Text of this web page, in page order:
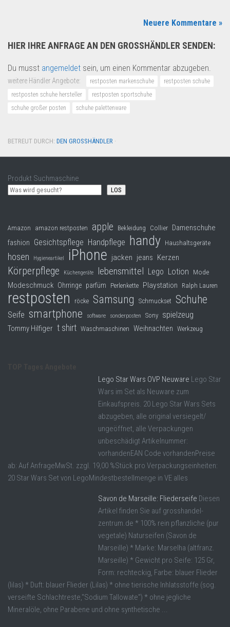
Neuere Kommentare »
HIER IHRE ANFRAGE AN DEN GROSSHÄNDLER SENDEN:
Du musst angemeldet sein, um einen Kommentar abzugeben.
weitere Händler Angebote: restposten markenschuhe
restposten schuhe
restposten schuhe hersteller
restposten sportschuhe
schuhe großer posten
schuhe palettenware
BETREUT DURCH: DEN GROSSHÄNDLER ·
Produkt Suchmaschine
LOS
Amazon amazon restposten apple Bekleidung Collier Damenschuhe
fashion Gesichtspflege Handpflege handy Haushaltsgeräte
hosen Hygieneartikel iPhone jacken jeans Kerzen
Körperpflege Küchengeräte lebensmittel Lego Lotion Mode
Modeschmuck Ohrringe parfüm Perlenkette Playstation Ralph Lauren
restposten röcke Samsung Schmuckset Schuhe
Seife smartphone software sonderposten Sony spielzeug
Tommy Hilfiger t shirt Waschmaschinen Weihnachten Werkzeug
Lego Star Wars OVP Neuware Lego Star
Wars im Set als Neuware zum
Einkaufspreis. 20 Lego Star Wars Sets
abzugeben, alle original versiegelt/
ungeöffnet, alle Verpackungen
unbeschädigt Artikelnummer:
vorhandenEAN Code vorhandenPreise
ab: Auf AnfrageMwSt. zzgl. 19,00 %Stück pro Verpackungseinheiten:
20 Star Wars Set von LegoMindestbestellmenge in VE alles
Savon de Marseille: Fliederseife Diesen
Artikel finden Sie auf grosshandel-
zentrum.de * 100% rein pflanzliche (pur
vegetale) Naturseifen (Savon de
Marseille) * Marke: Marselha (altfranz.
Marseille) * Gewicht pro Seife: 125 Gr,
Form: rechteckig, Farbe: blauer Flieder
(lilas) * Duft: blauer Flieder (Lilas) * ohne tierische Inhlatsstoffe (sog.
verseifte Schlachtreste,"Sodium Tallowate") * ohne jegliche
Mineralöle, ohne Parabene und ohne synthetische ...